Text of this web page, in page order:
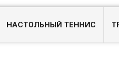
НАСТОЛЬНЫЙ ТЕННИС